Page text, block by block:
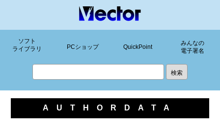
ソフト
ライブラリ
PCショップ QuickPoint
みんなの
電子署名
AUTHORDATA